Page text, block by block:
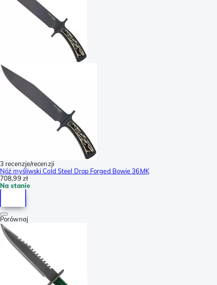
3 recenzje/recenzji
Nóż myśliwski Cold Steel Drop Forged Bowie 36MK
708,99 zł
Na stanie
Porównaj